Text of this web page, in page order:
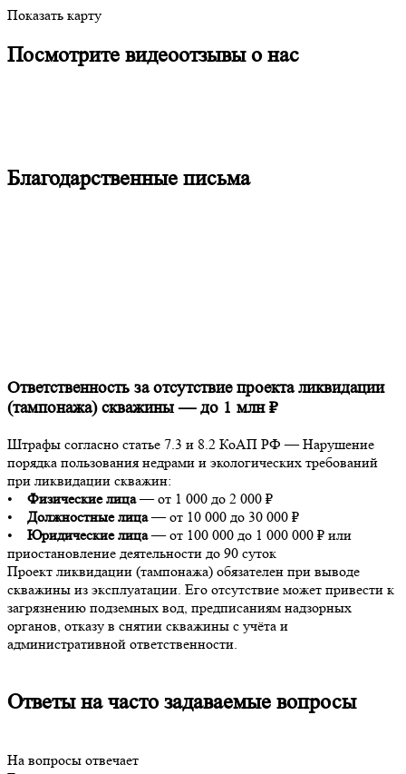
Показать карту
Посмотрите видеоотзывы о нас
Благодарственные письма
Ответственность за отсутствие проекта ликвидации
(тампонажа) скважины — до 1 млн ₽
Штрафы согласно статье 7.3 и 8.2 КоАП РФ — Нарушение
порядка пользования недрами и экологических требований
при ликвидации скважин:
• Физические лица— от 1 000 до 2 000 ₽
• Должностные лица— от 10 000 до 30 000 ₽
• Юридические лица— от 100 000 до 1 000 000 ₽ или
приостановление деятельности до 90 суток
Проект ликвидации (тампонажа) обязателен при выводе
скважины из эксплуатации. Его отсутствие может привести к
загрязнению подземных вод, предписаниям надзорных
органов, отказу в снятии скважины с учёта и
административной ответственности.
Ответы на часто задаваемые вопросы
На вопросы отвечает